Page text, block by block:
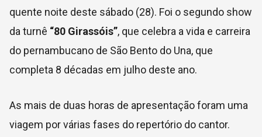
quente noite deste sábado (28). Foi o segundo show
da turnê “80 Girassóis”, que celebra a vida e carreira
do pernambucano de São Bento do Una, que
completa 8 décadas em julho deste ano.
As mais de duas horas de apresentação foram uma
viagem por várias fases do repertório do cantor.